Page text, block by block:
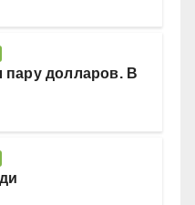
пару долларов. В